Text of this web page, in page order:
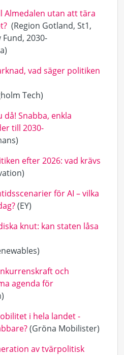
Almedalen utan att tära
(Region Gotland, St1,
2030-
vad säger politiken
Tech)
då! Snabba, enkla
till 2030-
efter 2026: vad krävs
för AI – vilka
(EY)
knut: kan staten låsa
och
agenda för
i hela landet -
(Gröna Mobilister)
av tvärpolitisk